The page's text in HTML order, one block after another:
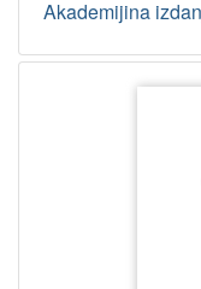
Akademijina